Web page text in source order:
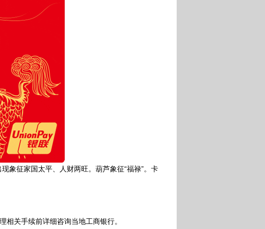
征家国太平、人财两旺。葫芦象征“福禄”。卡
关手续前详细咨询当地工商银行。